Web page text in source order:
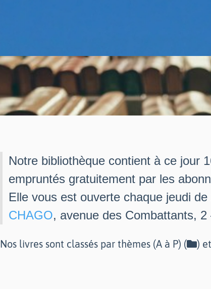
Notre bibliothèque contient à ce jour
empruntés gratuitement par les
Elle vous est ouverte chaque jeudi
CHAGO, avenue des Combattants,
Nos livres sont classés par thèmes (A à P) ( )